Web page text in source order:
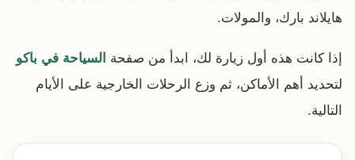
هايلاند بارك، والمولات.
إذا كانت هذه أول زيارة لك، ابدأ من صفحة السياحة في باكو
لتحديد أهم الأماكن، ثم وزع الرحلات الخارجية على الأيام
التالية.